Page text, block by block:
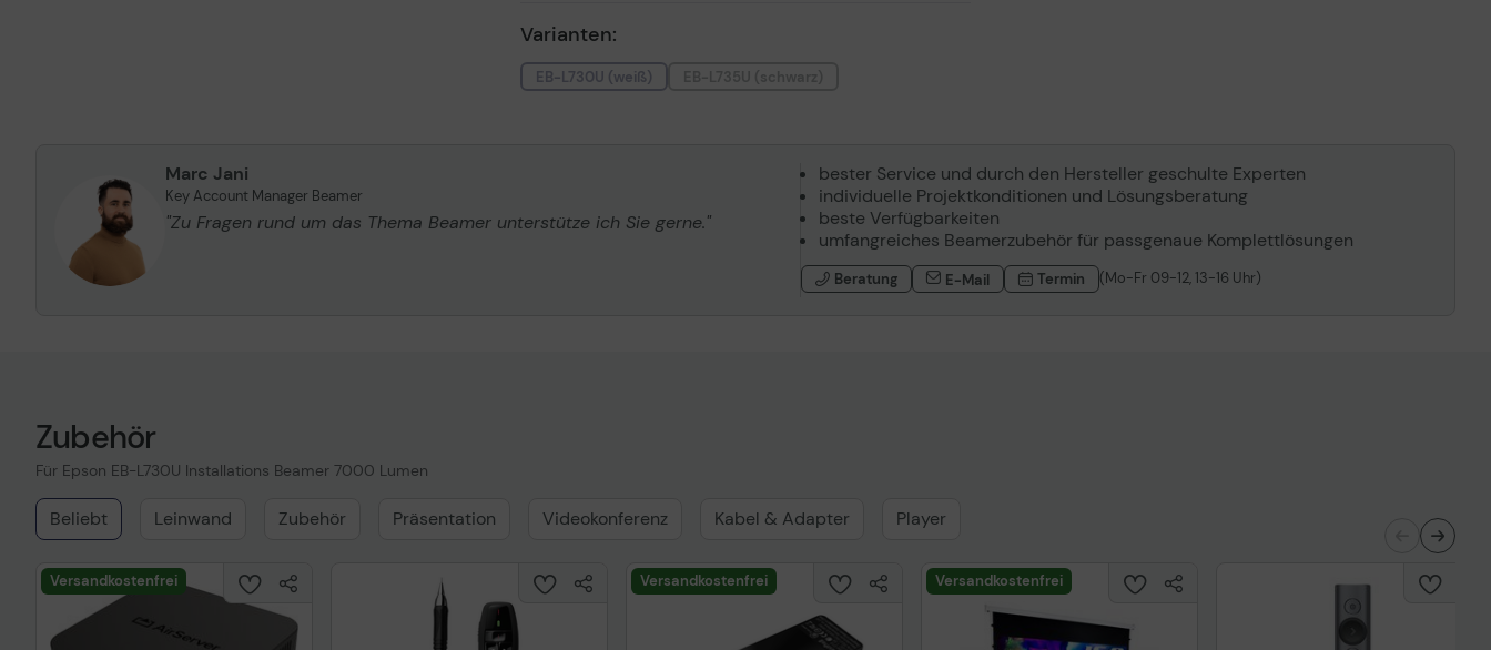
Varianten:
EB-L730U (weiß)
Marc Jani
Key Account Manager Beamer
"Zu Fragen rund um das Thema Beamer unterstütze ich Sie gerne."
bester Service und durch den Hersteller geschulte Experten
individuelle Projektkonditionen und Lösungsberatung
beste Verfügbarkeiten
umfangreiches Beamerzubehör für passgenaue Komplettlösungen
Beratung E-Mail Termin (Mo-Fr 09-12, 13-16 Uhr)
Zubehör
Für Epson EB-L730U Installations Beamer 7000 Lumen
Beliebt Leinwand Zubehör Präsentation Videokonferenz Kabel & Adapter Player
Versandkostenfrei Versandkostenfrei Versandkostenfrei